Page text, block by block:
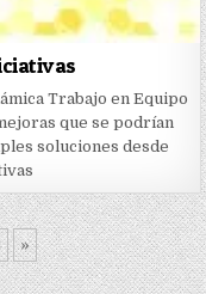
Trabajo en Equipo
que se podrían
soluciones desde
»